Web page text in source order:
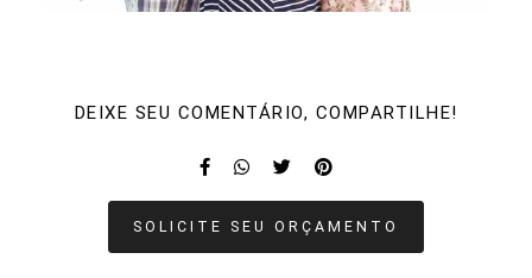
DEIXE SEU COMENTÁRIO, COMPARTILHE!
SOLICITE SEU ORÇAMENTO